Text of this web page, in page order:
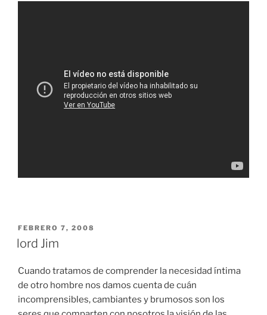
PUBLICADO
EL
FEBRERO 7, 2008
lord Jim
Cuando tratamos de comprender la necesidad íntima
de otro hombre nos damos cuenta de cuán
incomprensibles, cambiantes y brumosos son los